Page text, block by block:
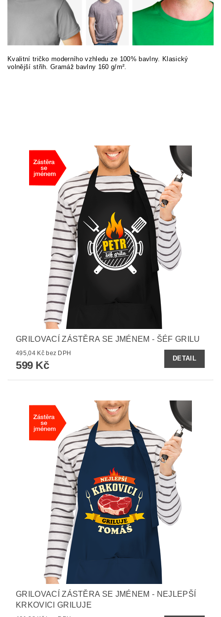
Kvalitní tričko moderního vzhledu ze 100% bavlny. Klasický
volnější střih. Gramáž bavlny 160 g/m².
GRILOVACÍ ZÁSTĚRA SE JMÉNEM - ŠÉF GRILU
495,04 Kč bez DPH
599 Kč
DETAIL
GRILOVACÍ ZÁSTĚRA SE JMÉNEM - NEJLEPŠÍ
KRKOVICI GRILUJE